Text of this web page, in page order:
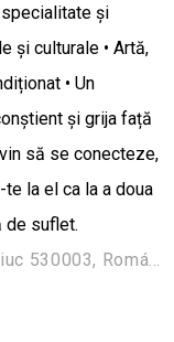
specialitate și
și culturale • Artă,
• Un
și grija față
să se conecteze,
la el ca la a doua
de suflet.